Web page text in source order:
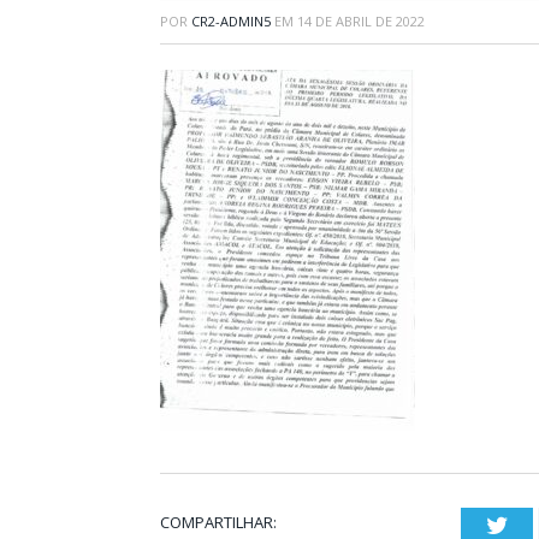
POR CR2-ADMIN5 EM 14 DE ABRIL DE 2022
COMPARTILHAR: